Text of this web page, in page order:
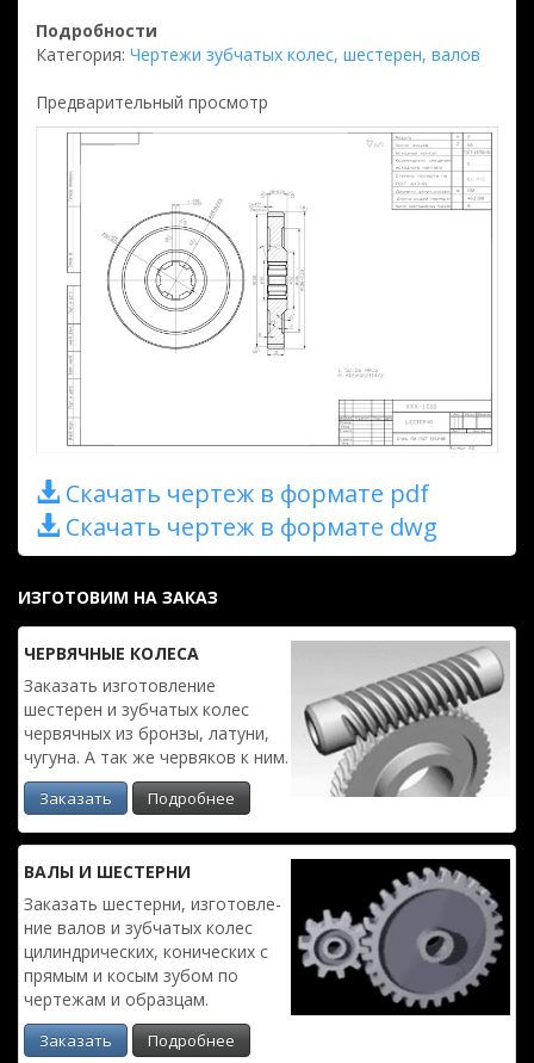
Подробности
Категория: Чертежи зубчатых колес, шестерен, валов
Предварительный просмотр
Скачать чертеж в формате pdf
Скачать чертеж в формате dwg
ИЗГОТОВИМ НА ЗАКАЗ
ЧЕРВЯЧ­НЫЕ КОЛЕСА
Заказать изготовле­ние
шестерен и зубчатых колес
червяч­ных из бронзы, латуни,
чугуна. А так же червяков к ним.
Заказать Подробнее
ВАЛЫ И ШЕСТЕРНИ
Заказать шестерни, изготовле­
ние валов и зубчатых колес
цилиндри­ческих, конических с
прямым и косым зубом по
чертежам и образцам.
Заказать Подробнее